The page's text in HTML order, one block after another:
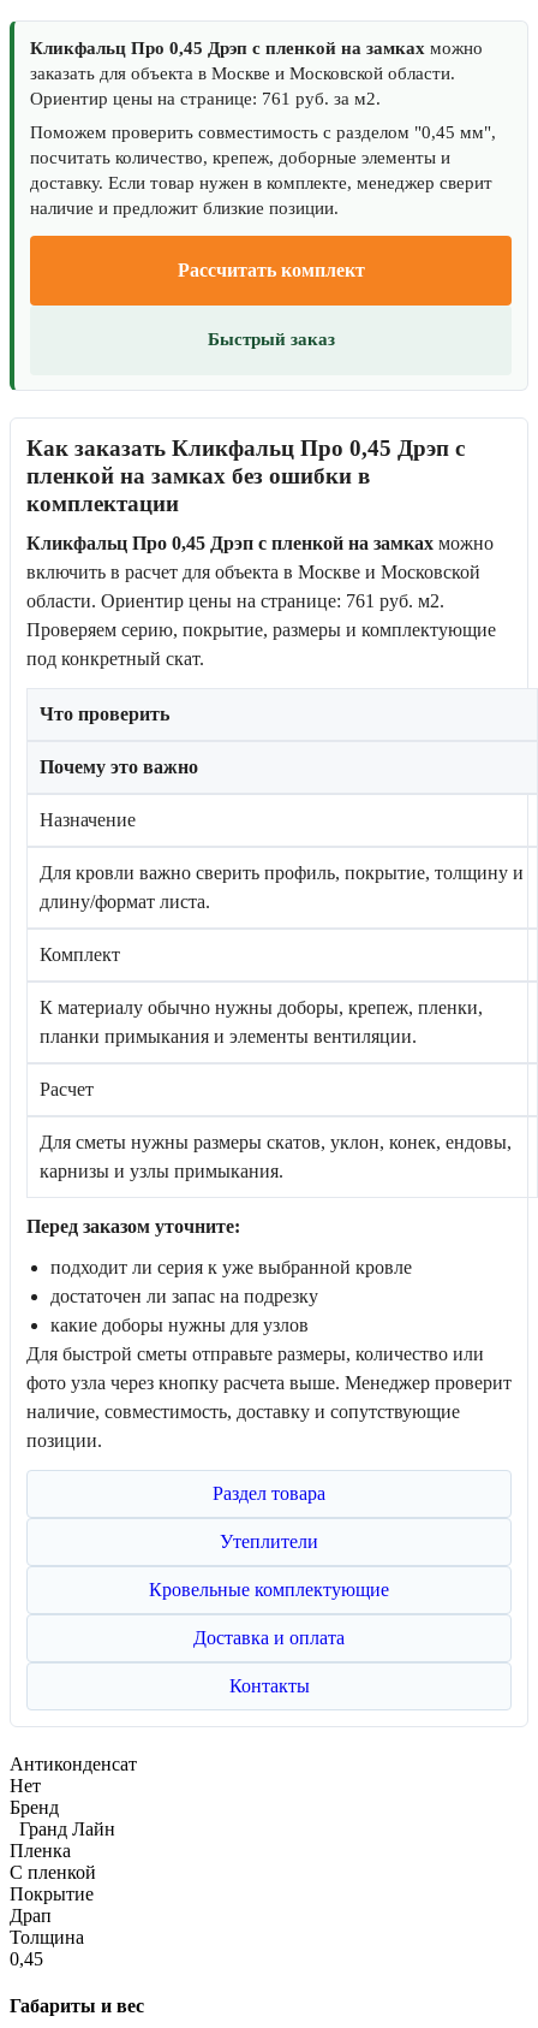
Кликфальц Про 0,45 Дрэп с пленкой на замках можно
заказать для объекта в Москве и Московской области.
Ориентир цены на странице: 761 руб. за м2.
Поможем проверить совместимость с разделом "0,45 мм",
посчитать количество, крепеж, доборные элементы и
доставку. Если товар нужен в комплекте, менеджер сверит
наличие и предложит близкие позиции.
Рассчитать комплект
Быстрый заказ
Как заказать Кликфальц Про 0,45 Дрэп с
пленкой на замках без ошибки в
комплектации
Кликфальц Про 0,45 Дрэп с пленкой на замках можно
включить в расчет для объекта в Москве и Московской
области. Ориентир цены на странице: 761 руб. м2.
Проверяем серию, покрытие, размеры и комплектующие
под конкретный скат.
Что проверить
Почему это важно
Назначение
Для кровли важно сверить профиль, покрытие, толщину и
длину/формат листа.
Комплект
К материалу обычно нужны доборы, крепеж, пленки,
планки примыкания и элементы вентиляции.
Расчет
Для сметы нужны размеры скатов, уклон, конек, ендовы,
карнизы и узлы примыкания.
Перед заказом уточните:
подходит ли серия к уже выбранной кровле
достаточен ли запас на подрезку
какие доборы нужны для узлов
Для быстрой сметы отправьте размеры, количество или
фото узла через кнопку расчета выше. Менеджер проверит
наличие, совместимость, доставку и сопутствующие
позиции.
Раздел товара
Утеплители
Кровельные комплектующие
Доставка и оплата
Контакты
Антиконденсат
Нет
Бренд
Гранд Лайн
Пленка
С пленкой
Покрытие
Драп
Толщина
0,45
Габариты и вес